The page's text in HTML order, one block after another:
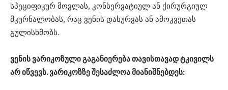
სპეციფიკურ მოვლას, კონსერვატიულ ან ქირურგიულ
მკურნალობას, რაც ვენის დახურვას ან ამოკვეთას
გულისხმობს.
ვენის ვარიკოზული გაგანიერება თავისთავად ტკივილს
არ იწვევს. ვარიკოზზე შესაძლოა მიანიშნებდეს: